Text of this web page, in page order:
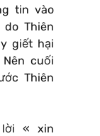
tin vào
do Thiên
giết hại
cuối
Thiên
« xin